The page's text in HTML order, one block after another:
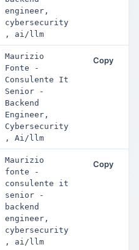
engineer,
cybersecurity
, ai/llm
Maurizio
Fonte -
Consulente It
Senior -
Backend
Engineer,
Cybersecurity
, Ai/llm
Copy
Maurizio
fonte -
consulente it
senior -
backend
engineer,
cybersecurity
, ai/llm
Copy